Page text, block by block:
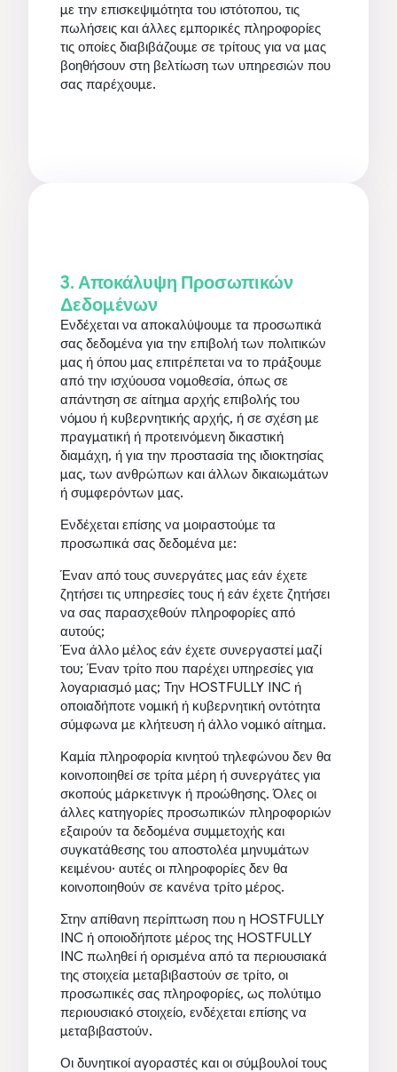
με την επισκεψιμότητα του ιστότοπου, τις
πωλήσεις και άλλες εμπορικές πληροφορίες
τις οποίες διαβιβάζουμε σε τρίτους για να μας
βοηθήσουν στη βελτίωση των υπηρεσιών που
σας παρέχουμε.
3. Αποκάλυψη Προσωπικών
Δεδομένων
Ενδέχεται να αποκαλύψουμε τα προσωπικά
σας δεδομένα για την επιβολή των πολιτικών
μας ή όπου μας επιτρέπεται να το πράξουμε
από την ισχύουσα νομοθεσία, όπως σε
απάντηση σε αίτημα αρχής επιβολής του
νόμου ή κυβερνητικής αρχής, ή σε σχέση με
πραγματική ή προτεινόμενη δικαστική
διαμάχη, ή για την προστασία της ιδιοκτησίας
μας, των ανθρώπων και άλλων δικαιωμάτων
ή συμφερόντων μας.
Ενδέχεται επίσης να μοιραστούμε τα
προσωπικά σας δεδομένα με:
Έναν από τους συνεργάτες μας εάν έχετε
ζητήσει τις υπηρεσίες τους ή εάν έχετε ζητήσει
να σας παρασχεθούν πληροφορίες από
αυτούς;
Ένα άλλο μέλος εάν έχετε συνεργαστεί μαζί
του; Έναν τρίτο που παρέχει υπηρεσίες για
λογαριασμό μας; Την HOSTFULLY INC ή
οποιαδήποτε νομική ή κυβερνητική οντότητα
σύμφωνα με κλήτευση ή άλλο νομικό αίτημα.
Καμία πληροφορία κινητού τηλεφώνου δεν θα
κοινοποιηθεί σε τρίτα μέρη ή συνεργάτες για
σκοπούς μάρκετινγκ ή προώθησης. Όλες οι
άλλες κατηγορίες προσωπικών πληροφοριών
εξαιρούν τα δεδομένα συμμετοχής και
συγκατάθεσης του αποστολέα μηνυμάτων
κειμένου· αυτές οι πληροφορίες δεν θα
κοινοποιηθούν σε κανένα τρίτο μέρος.
Στην απίθανη περίπτωση που η HOSTFULLY
INC ή οποιοδήποτε μέρος της HOSTFULLY
INC πωληθεί ή ορισμένα από τα περιουσιακά
της στοιχεία μεταβιβαστούν σε τρίτο, οι
προσωπικές σας πληροφορίες, ως πολύτιμο
περιουσιακό στοιχείο, ενδέχεται επίσης να
μεταβιβαστούν.
Οι δυνητικοί αγοραστές και οι σύμβουλοί τους